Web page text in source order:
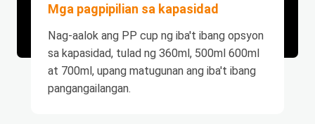
Mga pagpipilian sa kapasidad
Nag-aalok ang PP cup ng iba't ibang opsyon
sa kapasidad, tulad ng 360ml, 500ml 600ml
at 700ml, upang matugunan ang iba't ibang
pangangailangan.